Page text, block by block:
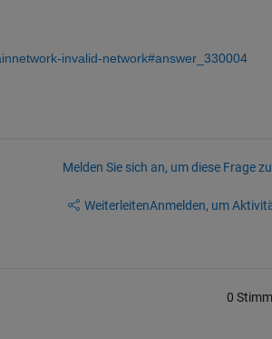
invalid-network#answer_330004
Melden Sie sich an, um diese Frage
WeiterleitenAnmelden, um
0